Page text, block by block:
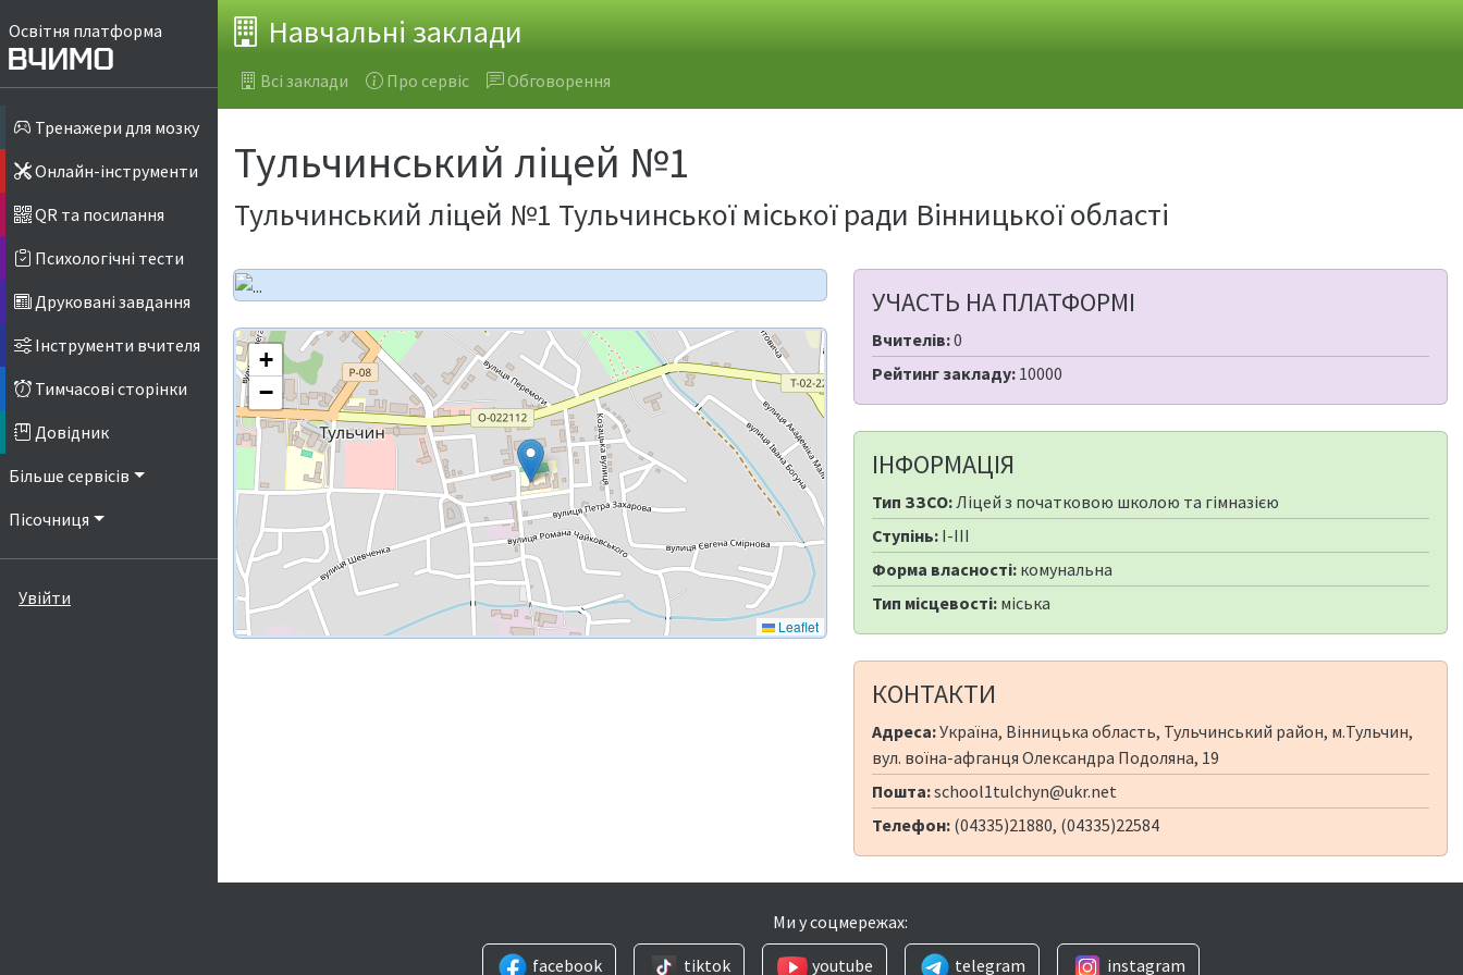
Освітня платформа
Тренажери для мозку
Онлайн-інструменти
QR та посилання
Психологічні тести
Друковані завдання
Інструменти вчителя
Тимчасові сторінки
Довідник
Більше сервісів
Пісочниця
Увійти
Навчальні заклади
Всі заклади Про сервіс Обговорення
Тульчинський ліцей №1
Тульчинський ліцей №1 Тульчинської міської ради Вінницької області
+
−
Leaflet
УЧАСТЬ НА ПЛАТФОРМІ
Вчителів:0
Рейтинг закладу: 10000
ІНФОРМАЦІЯ
Тип ЗЗСО:Ліцей з початковою школою та гімназією
Ступінь: I-III
Форма власності: комунальна
Тип місцевості: міська
КОНТАКТИ
Адреса:Україна, Вінницька область, Тульчинський район, м.Тульчин,
вул. воїна-афганця Олександра Подоляна, 19
Пошта:school1tulchyn@ukr.net
Телефон: (04335)21880, (04335)22584
Ми у соцмережах:
facebook
tiktok youtube telegram instagram